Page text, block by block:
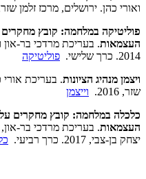
ואורי כהן. ירושלים, מרכז זלמן שזר, 2012. כרכים א-
פוליטיקה במלחמה: קובץ
העצמאות. בעריכת מרדכי בר-און
2014. כרך שלישי.
פוליטיקה
ויצמן מנהיג הציונות. בעריכת אורי
שזר, 2016.
וייצמן
כלכלה במלחמה: קובץ מחקרים
העצמאות. בעריכת מרדכי בר-און,
יצחק בן-צבי, 2017. כרך רביעי.